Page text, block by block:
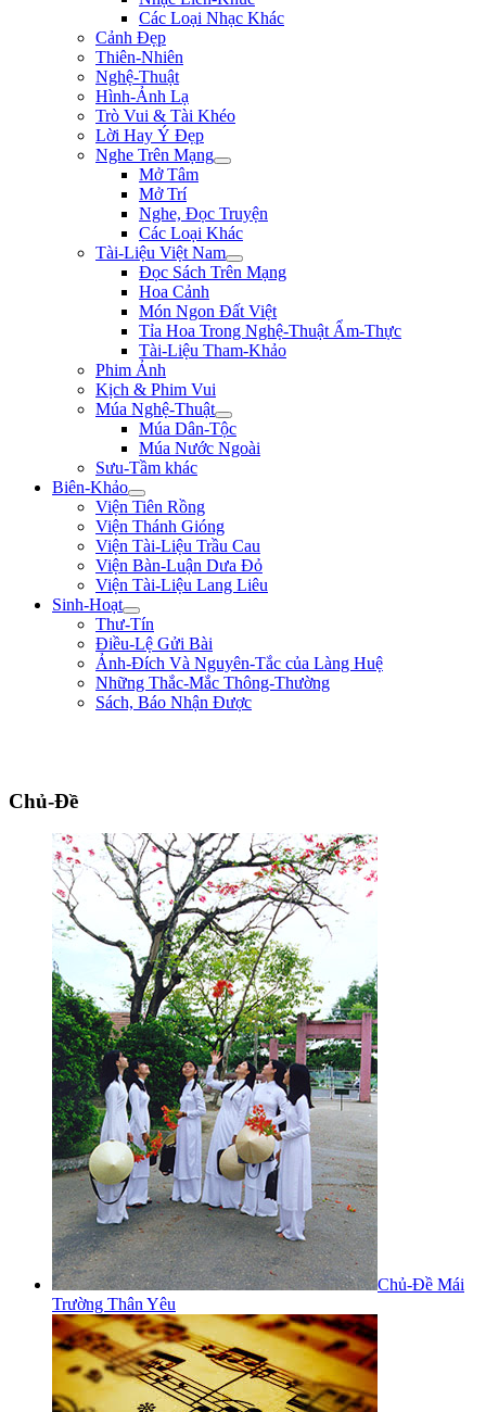
Các Loại Nhạc Khác
Cảnh Đẹp
Thiên-Nhiên
Nghệ-Thuật
Hình-Ảnh Lạ
Trò Vui & Tài Khéo
Lời Hay Ý Đẹp
Nghe Trên Mạng
Mở Tâm
Mở Trí
Nghe, Đọc Truyện
Các Loại Khác
Tài-Liệu Việt Nam
Đọc Sách Trên Mạng
Hoa Cảnh
Món Ngon Đất Việt
Tỉa Hoa Trong Nghệ-Thuật Ẩm-Thực
Tài-Liệu Tham-Khảo
Phim Ảnh
Kịch & Phim Vui
Múa Nghệ-Thuật
Múa Dân-Tộc
Múa Nước Ngoài
Sưu-Tầm khác
Biên-Khảo
Viện Tiên Rồng
Viện Thánh Gióng
Viện Tài-Liệu Trầu Cau
Viện Bàn-Luận Dưa Đỏ
Viện Tài-Liệu Lang Liêu
Sinh-Hoạt
Thư-Tín
Điều-Lệ Gửi Bài
Ảnh-Đích Và Nguyên-Tắc của Làng Huệ
Những Thắc-Mắc Thông-Thường
Sách, Báo Nhận Được
Chủ-Đề
Chủ-Đề Mái
Trường Thân Yêu